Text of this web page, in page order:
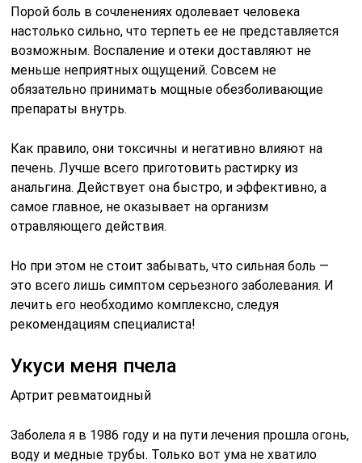
Порой боль в сочленениях одолевает человека
настолько сильно, что терпеть ее не представляется
возможным. Воспаление и отеки доставляют не
меньше неприятных ощущений. Совсем не
обязательно принимать мощные обезболивающие
препараты внутрь.
Как правило, они токсичны и негативно влияют на
печень. Лучше всего приготовить растирку из
анальгина. Действует она быстро, и эффективно, а
самое главное, не оказывает на организм
отравляющего действия.
Но при этом не стоит забывать, что сильная боль —
это всего лишь симптом серьезного заболевания. И
лечить его необходимо комплексно, следуя
рекомендациям специалиста!
Укуси меня пчела
Артрит ревматоидный
Заболела я в 1986 году и на пути лечения прошла огонь,
воду и медные трубы. Только вот ума не хватило